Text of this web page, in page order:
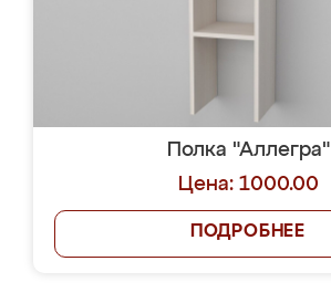
Полка "Аллегра"
Цена: 1000.00
ПОДРОБНЕЕ